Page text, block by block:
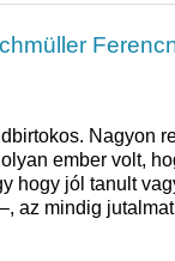
Nagyon
ember volt,
hogy jól tanult
az mindig